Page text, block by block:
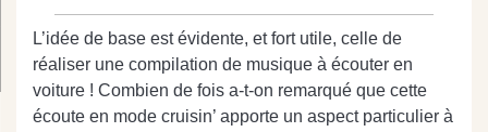
L’idée de base est évidente, et fort utile, celle de
réaliser une compilation de musique à écouter en
voiture ! Combien de fois a-t-on remarqué que cette
écoute en mode cruisin’ apporte un aspect particulier à